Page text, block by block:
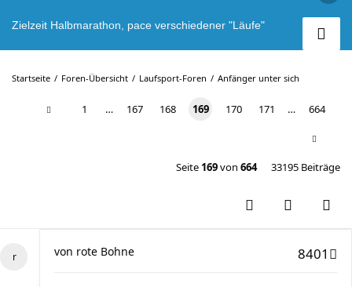
Zielzeit Halbmarathon, pace verschiedener "Läufe"
Startseite Foren-Übersicht Laufsport-Foren Anfänger unter sich
1 … 167 168 169 170 171 … 664
Seite 169von 664 33195 Beiträge
8401
von rote Bohne